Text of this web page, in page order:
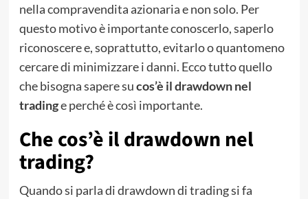
nella compravendita azionaria e non solo. Per
questo motivo è importante conoscerlo, saperlo
riconoscere e, soprattutto, evitarlo o quantomeno
cercare di minimizzare i danni. Ecco tutto quello
che bisogna sapere sucos’è il drawdown nel
tradinge perché è così importante.
Che cos’è il drawdown nel
trading?
Quando si parla di drawdown di trading si fa